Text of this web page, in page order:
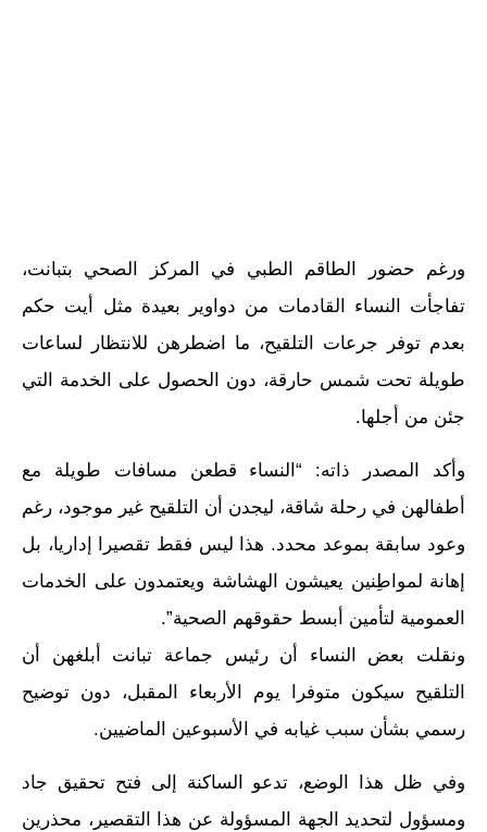
ورغم حضور الطاقم الطبي في المركز الصحي بتبانت،
تفاجأت النساء القادمات من دواوير بعيدة مثل أيت حكم
بعدم توفر جرعات التلقيح، ما اضطرهن للانتظار لساعات
طويلة تحت شمس حارقة، دون الحصول على الخدمة التي
جئن من أجلها.
وأكد المصدر ذاته: “النساء قطعن مسافات طويلة مع
أطفالهن في رحلة شاقة، ليجدن أن التلقيح غير موجود، رغم
وعود سابقة بموعد محدد. هذا ليس فقط تقصيرا إداريا، بل
إهانة لمواطِنين يعيشون الهشاشة ويعتمدون على الخدمات
العمومية لتأمين أبسط حقوقهم الصحية”.
ونقلت بعض النساء أن رئيس جماعة تبانت أبلغهن أن
التلقيح سيكون متوفرا يوم الأربعاء المقبل، دون توضيح
رسمي بشأن سبب غيابه في الأسبوعين الماضيين.
وفي ظل هذا الوضع، تدعو الساكنة إلى فتح تحقيق جاد
ومسؤول لتحديد الجهة المسؤولة عن هذا التقصير، محذرين